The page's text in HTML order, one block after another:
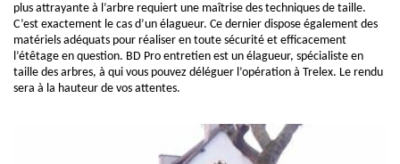
plus attrayante à l’arbre requiert une maîtrise des techniques de taille.
C’est exactement le cas d’un élagueur. Ce dernier dispose également des
matériels adéquats pour réaliser en toute sécurité et efficacement
l’étêtage en question. BD Pro entretien est un élagueur, spécialiste en
taille des arbres, à qui vous pouvez déléguer l’opération à Trelex. Le rendu
sera à la hauteur de vos attentes.